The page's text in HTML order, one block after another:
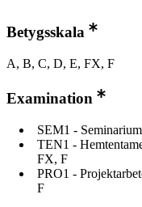
Betygsskala
A, B, C, D, E, FX, F
Examination
SEM1 -
TEN1 -
FX, F
PRO1 -
F